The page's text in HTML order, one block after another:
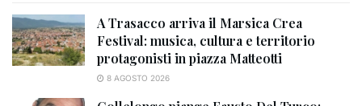
A Trasacco arriva il Marsica Crea
Festival: musica, cultura e territorio
protagonisti in piazza Matteotti
8 AGOSTO 2026